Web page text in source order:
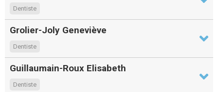
Dentiste
Grolier-Joly Geneviève
Dentiste
Guillaumain-Roux Elisabeth
Dentiste